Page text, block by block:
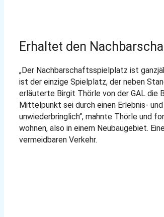
Erhaltet den
„Der Nachbarschaftsspielplatz ist
ist der einzige Spielplatz, der neben
erläuterte Birgit Thörle von der GAL die
Mittelpunkt sei durch einen Erlebnis-
unwiederbringlich“, mahnte Thörle und
wohnen, also in einem Neubaugebiet.
vermeidbaren Verkehr.